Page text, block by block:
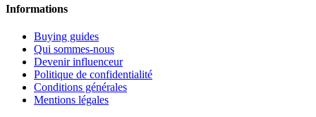
Informations
Buying guides
Qui sommes-nous
Devenir influenceur
Politique de confidentialité
Conditions générales
Mentions légales